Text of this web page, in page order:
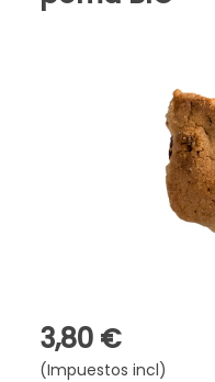
3,80 €
(Impuestos incl)